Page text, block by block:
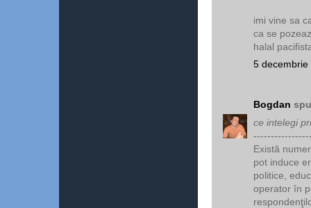
imi vine sa
ca se
halal
5 decembrie
Bogdan
ce intelegi
Există
pot induce
politice,
operator în